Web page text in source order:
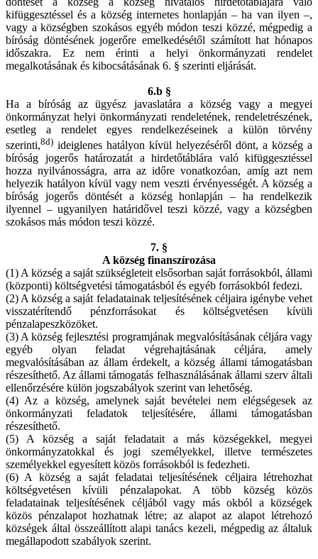
kifüggesztéssel és a község internetes honlapján – ha van ilyen –,
vagy a községben szokásos egyéb módon teszi közzé, mégpedig a
bíróság döntésének jogerőre emelkedésétől számított hat hónapos
időszakra. Ez nem érinti a helyi önkormányzati rendelet
megalkotásának és kibocsátásának 6. § szerinti eljárását.
6.b §
Ha a bíróság az ügyész javaslatára a község vagy a megyei
önkormányzat helyi önkormányzati rendeletének, rendeletrészének,
esetleg a rendelet egyes rendelkezéseinek a külön törvény
szerinti,8d) ideiglenes hatályon kívül helyezéséről dönt, a község a
bíróság jogerős határozatát a hirdetőtáblára való kifüggesztéssel
hozza nyilvánosságra, arra az időre vonatkozóan, amíg azt nem
helyezik hatályon kívül vagy nem veszti érvényességét. A község a
bíróság jogerős döntését a község honlapján – ha rendelkezik
ilyennel – ugyanilyen határidővel teszi közzé, vagy a községben
szokásos más módon teszi közzé.
7. §
A község finanszírozása
(1) A község a saját szükségleteit elsősorban saját forrásokból, állami
(központi) költségvetési támogatásból és egyéb forrásokból fedezi.
(2) A község a saját feladatainak teljesítésének céljaira igénybe vehet
visszatérítendő pénzforrásokat és költségvetésen kívüli
pénzalapeszközöket.
(3) A község fejlesztési programjának megvalósításának céljára vagy
egyéb olyan feladat végrehajtásának céljára, amely
megvalósításában az állam érdekelt, a község állami támogatásban
részesíthető. Az állami támogatás felhasználásának állami szerv általi
ellenőrzésére külön jogszabályok szerint van lehetőség.
(4) Az a község, amelynek saját bevételei nem elégségesek az
önkormányzati feladatok teljesítésére, állami támogatásban
részesíthető.
(5) A község a saját feladatait a más községekkel, megyei
önkormányzatokkal és jogi személyekkel, illetve természetes
személyekkel egyesített közös forrásokból is fedezheti.
(6) A község a saját feladatai teljesítésének céljaira létrehozhat
költségvetésen kívüli pénzalapokat. A több község közös
feladatainak teljesítésének céljából vagy más okból a községek
közös pénzalapot hozhatnak létre; az alapot az alapot létrehozó
községek által összeállított alapi tanács kezeli, mégpedig az általuk
megállapodott szabályok szerint.